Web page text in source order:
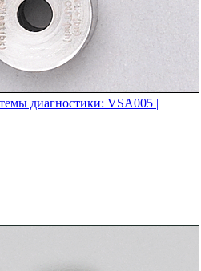
диагностики: VSA005 |‌